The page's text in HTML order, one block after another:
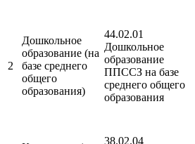
2
Дошкольное
образование (на
базе среднего
общего
образования)
44.02.01
Дошкольное
образование
ППССЗ на базе
среднего общего
образования
38.02.04